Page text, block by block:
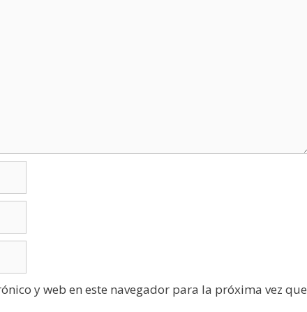
y web en este navegador para la próxima vez que